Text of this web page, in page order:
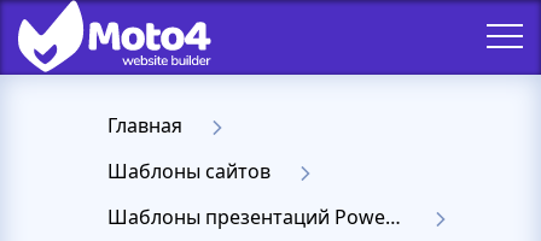
Главная
Шаблоны сайтов
Шаблоны презентаций PowerPoint